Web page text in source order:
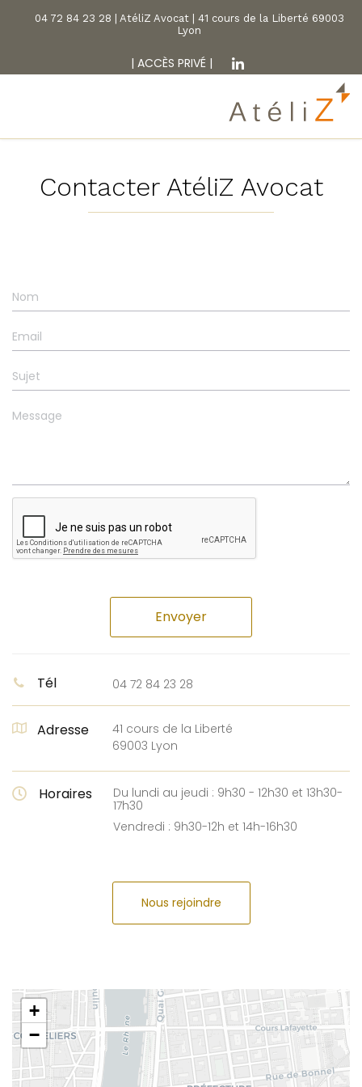
04 72 84 23 28 | AtéliZ Avocat | 41 cours de la Liberté 69003
Lyon
| ACCÈS PRIVÉ |
Contacter AtéliZ Avocat
Envoyer
Tél 04 72 84 23 28
Adresse
41 cours de la Liberté
69003 Lyon
Horaires
Du lundi au jeudi : 9h30 - 12h30 et 13h30-
17h30
Vendredi : 9h30-12h et 14h-16h30
Nous rejoindre
+
−